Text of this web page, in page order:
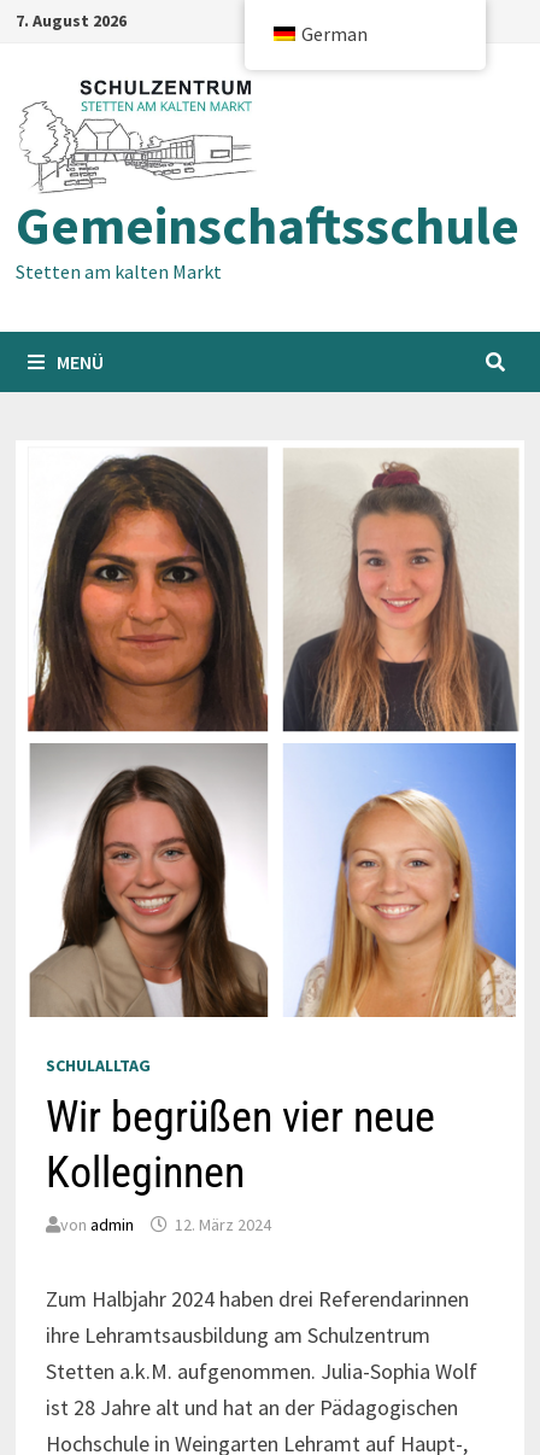
Zum7. August 2026
Gemeinschaftsschule
Stetten am kalten Markt
MENÜ
SCHULALLTAG
Wir begrüßen vier neue
Kolleginnen
von admin 12. März 2024
Zum Halbjahr 2024 haben drei Referendarinnen
ihre Lehramtsausbildung am Schulzentrum
Stetten a.k.M. aufgenommen. Julia-Sophia Wolf
ist 28 Jahre alt und hat an der Pädagogischen
Hochschule in Weingarten Lehramt auf Haupt-,
German